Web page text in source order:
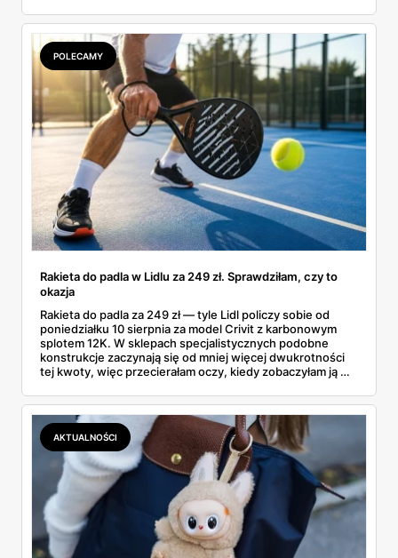
POLECAMY
Rakieta do padla w Lidlu za 249 zł. Sprawdziłam, czy to
okazja
Rakieta do padla za 249 zł — tyle Lidl policzy sobie od
poniedziałku 10 sierpnia za model Crivit z karbonowym
splotem 12K. W sklepach specjalistycznych podobne
konstrukcje zaczynają się od mniej więcej dwukrotności
tej kwoty, więc przecierałam oczy, kiedy zobaczyłam ją w
najszybciej rosnący sport w Polsce: kortów przybywa
lawinowo, a chętnych jeszcze szybciej. Sprawdziłam, co
dokładnie dostajemy za te pieniądze i komu taka rakieta
faktycznie wystarczy.
AKTUALNOŚCI